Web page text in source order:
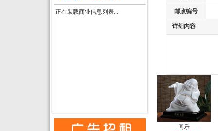
正在装载商业信息列表... 邮政编号
详细内容
同乐